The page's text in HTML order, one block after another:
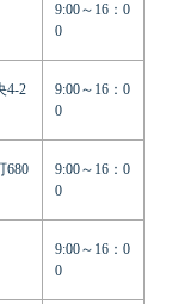
9:00～16：0
0
4-2
9:00～16：0
0
680
9:00～16：0
0
9:00～16：0
0